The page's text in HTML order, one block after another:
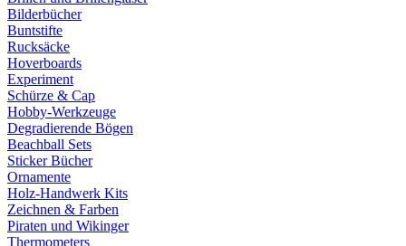
Bilderbücher
Buntstifte
Rucksäcke
Hoverboards
Experiment
Schürze & Cap
Hobby-Werkzeuge
Degradierende Bögen
Beachball Sets
Sticker Bücher
Ornamente
Holz-Handwerk Kits
Zeichnen & Farben
Piraten und Wikinger
Thermometers